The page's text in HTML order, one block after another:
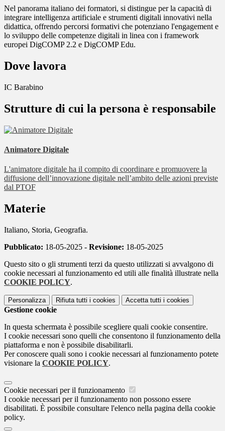
Nel panorama italiano dei formatori, si distingue per la capacità di
integrare intelligenza artificiale e strumenti digitali innovativi nella
didattica, offrendo percorsi formativi che potenziano l'engagement e
lo sviluppo delle competenze digitali in linea con i framework
europei DigCOMP 2.2 e DigCOMP Edu.
Dove lavora
IC Barabino
Strutture di cui la persona è responsabile
Animatore Digitale
L'animatore digitale ha il compito di coordinare e promuovere la
diffusione dell’innovazione digitale nell’ambito delle azioni previste
dal PTOF
Materie
Italiano, Storia, Geografia.
Pubblicato: 18-05-2025 - Revisione: 18-05-2025
Questo sito o gli strumenti terzi da questo utilizzati si avvalgono di
cookie necessari al funzionamento ed utili alle finalità illustrate nella
COOKIE POLICY.
Personalizza Rifiuta tutti i cookies Accetta tutti i cookies
Gestione cookie
In questa schermata è possibile scegliere quali cookie consentire.
I cookie necessari sono quelli che consentono il funzionamento della
piattaforma e non è possibile disabilitarli.
Per conoscere quali sono i cookie necessari al funzionamento potete
visionare la COOKIE POLICY.
Cookie necessari per il funzionamento
I cookie necessari per il funzionamento non possono essere
disabilitati. È possibile consultare l'elenco nella pagina della cookie
policy.